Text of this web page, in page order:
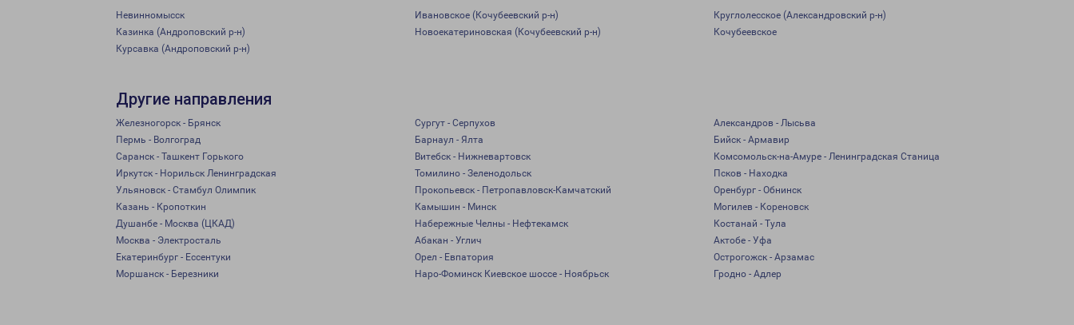
Невинномысск Ивановское (Кочубеевский р-н)
Круглолесское (Александровский р-н)
Казинка (Андроповский р-н)
Новоекатериновская (Кочубеевский р-н)
Кочубеевское
Курсавка (Андроповский р-н)
Другие направления
Железногорск - Брянск Сургут - Серпухов
Александров - Лысьва
Пермь - Волгоград
Барнаул - Ялта
Бийск - Армавир
Саранск - Ташкент Горького
Витебск - Нижневартовск
Комсомольск-на-Амуре - Ленинградская Станица
Иркутск - Норильск Ленинградская
Томилино - Зеленодольск
Псков - Находка
Ульяновск - Стамбул Олимпик
Прокопьевск - Петропавловск-Камчатский
Оренбург - Обнинск
Казань - Кропоткин
Камышин - Минск
Могилев - Кореновск
Душанбе - Москва (ЦКАД)
Набережные Челны - Нефтекамск
Костанай - Тула
Москва - Электросталь
Абакан - Углич
Актобе - Уфа
Екатеринбург - Ессентуки
Орел - Евпатория
Острогожск - Арзамас
Моршанск - Березники
Наро-Фоминск Киевское шоссе - Ноябрьск Гродно - Адлер